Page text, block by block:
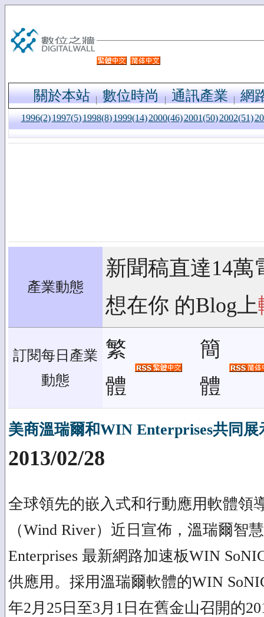
關於本站 數位時尚 通訊產業 網
1996(2)1997(5)1998(8)1999(14)2000(46)2001(50)2002(51)
產業動態
新聞稿直達14萬
想在你 的Blog上
訂閱每日產業
動態
繁
體
簡
體
美商溫瑞爾和WIN Enterprises共同
2013/02/28
全球領先的嵌入式和行動應用軟體領
（Wind River）近日宣佈，溫瑞爾智
Enterprises 最新網路加速板WIN
供應用。採用溫瑞爾軟體的WIN
年2月25日至3月1日在舊金山召開的